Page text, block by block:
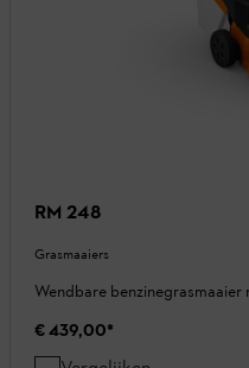
RM 248
Grasmaaiers
Wendbare
€ 439,00*